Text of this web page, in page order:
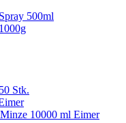
500ml
Stk.
10000 ml Eimer